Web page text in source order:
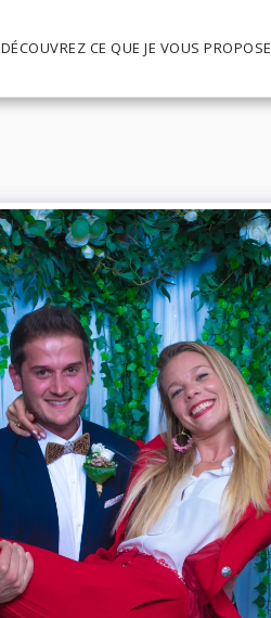
DÉCOUVREZ CE QUE JE VOUS PROPOSE